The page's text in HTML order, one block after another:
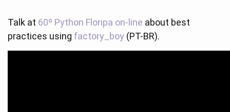
Talk at 60º Python Floripa on-line about best
practices using factory_boy (PT-BR).